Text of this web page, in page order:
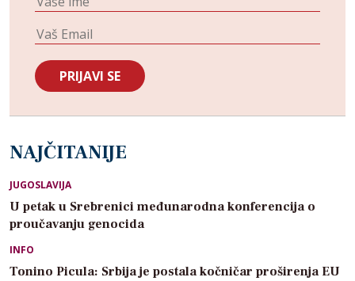
NAJČITANIJE
JUGOSLAVIJA
U petak u Srebrenici međunarodna konferencija o
proučavanju genocida
INFO
Tonino Picula: Srbija je postala kočničar proširenja EU